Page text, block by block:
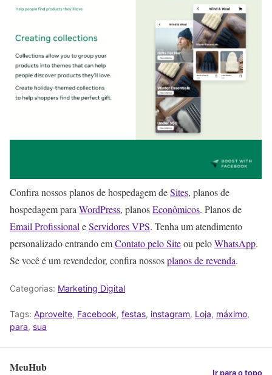
Confira nossos planos de hospedagem deSites, planos de
hospedagem para WordPress, planosEconômicos. Planos de
Email Profissional eServidores VPS. Tenha um atendimento
personalizado entrando emContato pelo Siteou peloWhatsApp.
Se você é um revendedor, confira nossosplanos de revenda.
Categorias: Marketing Digital
Tags: Aproveite, Facebook, festas, instagram, Loja, máximo,
para, sua
MeuHub Ir para o topo